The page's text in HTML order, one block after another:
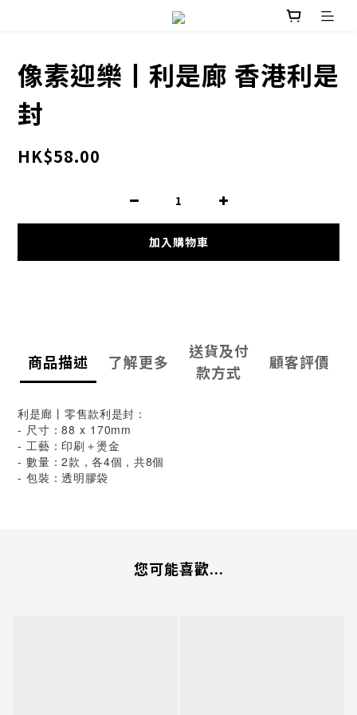
像素迎樂丨利是廊 香港利是
封
HK$58.00
加入購物車
商品描述 了解更多
送貨及付
款方式
顧客評價
利是廊丨零售款利是封：
- 尺寸：88 x 170mm
- 工藝：印刷＋燙金
- 數量：2款，各4個，共8個
- 包裝：透明膠袋
您可能喜歡...